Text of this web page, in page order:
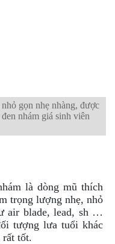
gọn nhẹ nhàng, được
nhám giá sinh viên
là dòng mũ thích
trọng lượng nhẹ, nhỏ
air blade, lead, sh …
tượng lưa tuổi khác
rất tốt.